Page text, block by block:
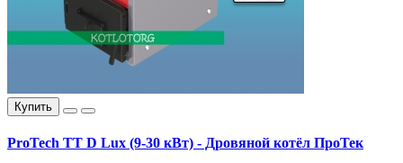
Купить
ProTech TT D Lux (9-30 кВт) - Дровяной котёл ПроТек